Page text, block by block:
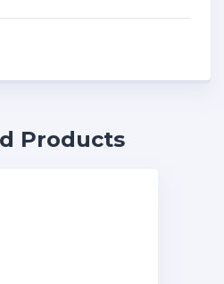
Products